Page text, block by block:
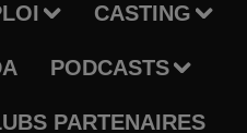
CASTING
PODCASTS
PARTENAIRES